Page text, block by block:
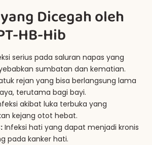
Dicegah oleh
HB-Hib
serius pada saluran napas yang
sumbatan dan kematian.
rejan yang bisa berlangsung lama
terutama bagi bayi.
akibat luka terbuka yang
kejang otot hebat.
Infeksi hati yang dapat menjadi kronis
pada kanker hati.